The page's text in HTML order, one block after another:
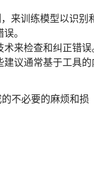
来训练模型以识别
。
来检查和纠正错误
议通常基于工具的
不必要的麻烦和损